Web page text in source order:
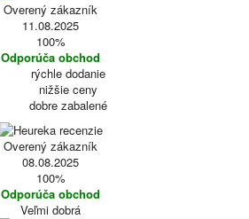
Overený zákazník
11.08.2025
100%
Odporúča obchod
rýchle dodanie
nižšie ceny
dobre zabalené
Overený zákazník
08.08.2025
100%
Odporúča obchod
Veľmi dobrá